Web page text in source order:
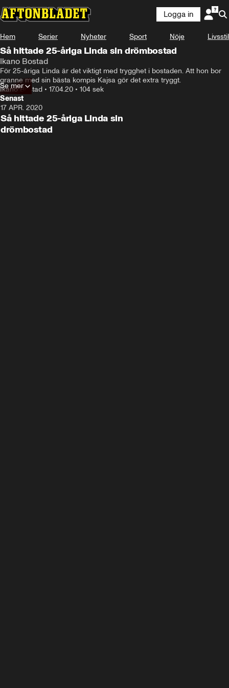
Annons från Ikano Bostad
Logga in
Hem Serier Nyheter Sport Nöje Livsstil
Så hittade 25-åriga Linda sin drömbostad
Ikano Bostad
För 25-åriga Linda är det viktigt med trygghet i bostaden. Att hon bor
granne med sin bästa kompis Kajsa gör det extra tryggt.
Ikano Bostad • 17.04.20 • 104 sek
Se mer
Senast
17 APR. 2020
Så hittade 25-åriga Linda sin
drömbostad